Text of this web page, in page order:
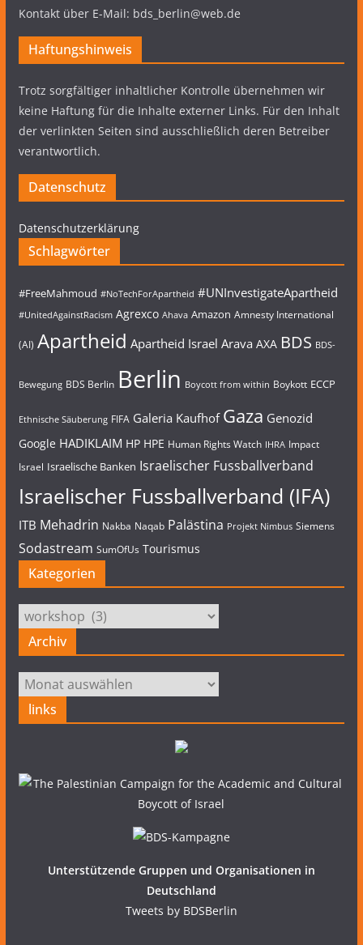
Kontakt über E-Mail: bds_berlin@web.de
Haftungshinweis
Trotz sorgfältiger inhaltlicher Kontrolle übernehmen wir
keine Haftung für die Inhalte externer Links. Für den Inhalt
der verlinkten Seiten sind ausschließlich deren Betreiber
verantwortlich.
Datenschutz
Datenschutzerklärung
Schlagwörter
#FreeMahmoud #NoTechForApartheid #UNInvestigateApartheid
#UnitedAgainstRacism Agrexco Ahava Amazon Amnesty International
(AI) Apartheid Apartheid Israel Arava AXA BDS BDS-
Bewegung BDS Berlin Berlin Boycott from within Boykott ECCP
Ethnische Säuberung FIFA Galeria Kaufhof Gaza Genozid
Google HADIKLAIM HP HPE Human Rights Watch IHRA Impact
Israel Israelische Banken Israelischer Fussballverband
Israelischer Fussballverband (IFA)
ITB Mehadrin Nakba Naqab Palästina Projekt Nimbus Siemens
Sodastream SumOfUs Tourismus
Kategorien
Kategorien
Archiv
Archiv
links
Unterstützende Gruppen und Organisationen in
Deutschland
Tweets by BDSBerlin